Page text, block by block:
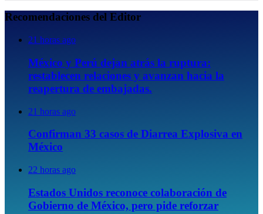
Recomendaciones del Editor
21 horas ago
México y Perú dejan atrás la ruptura:
restablecen relaciones y avanzan hacia la
reapertura de embajadas.
21 horas ago
Confirman 33 casos de Diarrea Explosiva en
México
22 horas ago
Estados Unidos reconoce colaboración de
Gobierno de México, pero pide reforzar